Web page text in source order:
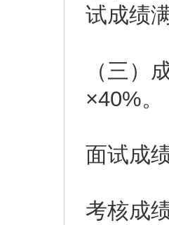
试成绩
（三）
×40%。
面试成
考核成